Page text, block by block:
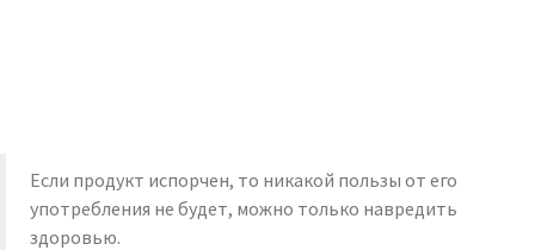
Если продукт испорчен, то никакой пользы от его
употребления не будет, можно только навредить
здоровью.